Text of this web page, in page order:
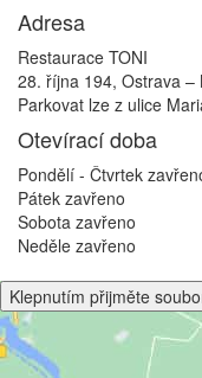
Adresa
Restaurace TONI
28. října 194, Ostrava –
Parkovat lze z ulice
Otevírací doba
Pondělí - Čtvrtek
Pátek zavřeno
Sobota zavřeno
Neděle zavřeno
Klepnutím přijměte